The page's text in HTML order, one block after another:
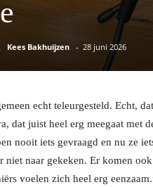
Kees Bakhuijzen - 28 juni 2026
echt teleurgesteld. Echt,
dat juist heel erg meegaat met
nooit iets gevraagd en nu ze
niet naar gekeken. Er komen
voelen zich heel erg